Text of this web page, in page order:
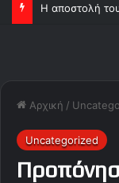
Η αποστολή
Αρχική /
Uncategorized